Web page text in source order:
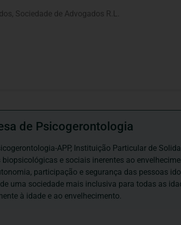
Sociedade de Advogados R.L.
de Psicogerontologia
APP, Instituição Particular de
e sociais inerentes ao
participação e segurança das pessoas
uma sociedade mais inclusiva para todas as
à idade e ao envelhecimento.